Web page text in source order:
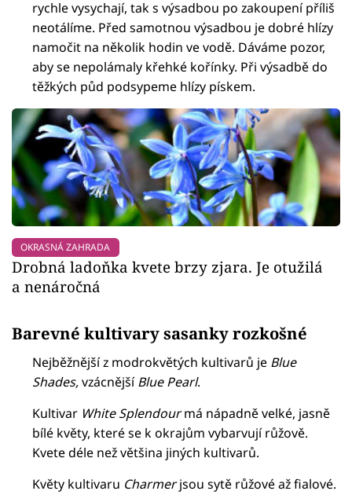
rychle vysychají, tak s výsadbou po zakoupení příliš
neotálíme. Před samotnou výsadbou je dobré hlízy
namočit na několik hodin ve vodě. Dáváme pozor,
aby se nepolámaly křehké kořínky. Při výsadbě do
těžkých půd podsypeme hlízy pískem.
OKRASNÁ ZAHRADA
Drobná ladoňka kvete brzy zjara. Je otužilá
a nenáročná
Barevné kultivary sasanky rozkošné
Nejběžnější z modrokvětých kultivarů je Blue
Shades,vzácnějšíBlue Pearl.
Kultivar White Splendourmá nápadně velké, jasně
bílé květy, které se k okrajům vybarvují růžově.
Kvete déle než většina jiných kultivarů.
Květy kultivaru Charmerjsou sytě růžové až fialové.